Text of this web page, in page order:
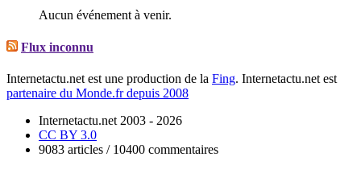
Aucun événement à venir.
Flux inconnu
Internetactu.net est une production de la Fing. Internetactu.net est
partenaire du Monde.fr depuis 2008
Internetactu.net 2003 - 2026
CC BY 3.0
9083 articles / 10400 commentaires